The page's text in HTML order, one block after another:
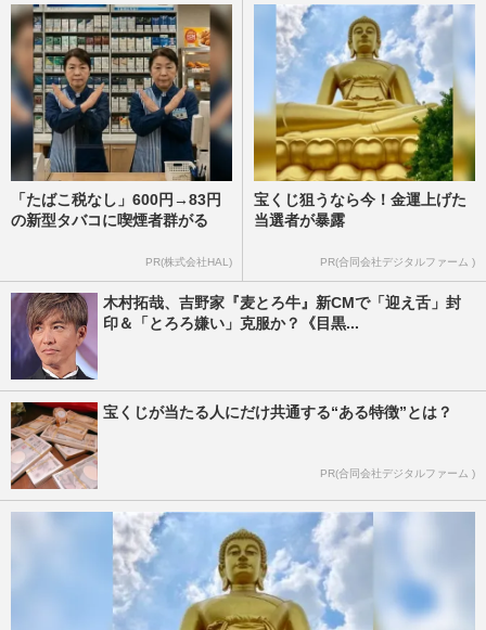
「たばこ税なし」600円→83円
の新型タバコに喫煙者群がる
PR(株式会社HAL)
宝くじ狙うなら今！金運上げた
当選者が暴露
PR(合同会社デジタルファーム )
木村拓哉、吉野家『麦とろ牛』新CMで「迎え舌」封
印＆「とろろ嫌い」克服か？《目黒...
宝くじが当たる人にだけ共通する“ある特徴”とは？
PR(合同会社デジタルファーム )